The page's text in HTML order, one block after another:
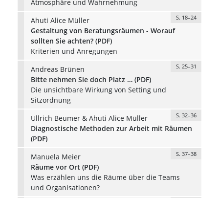
Atmosphäre und Wahrnehmung
Ahuti Alice Müller
S. 18–24
Gestaltung von Beratungsräumen - Worauf
sollten Sie achten? (PDF)
Kriterien und Anregungen
Andreas Brünen
S. 25–31
Bitte nehmen Sie doch Platz … (PDF)
Die unsichtbare Wirkung von Setting und
Sitzordnung
Ullrich Beumer & Ahuti Alice Müller
S. 32–36
Diagnostische Methoden zur Arbeit mit Räumen
(PDF)
Manuela Meier
S. 37–38
Räume vor Ort (PDF)
Was erzählen uns die Räume über die Teams
und Organisationen?